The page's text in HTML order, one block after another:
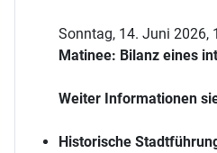
Sonntag, 14. Juni 2026,
Matinee: Bilanz eines
Weiter Informationen
Historische